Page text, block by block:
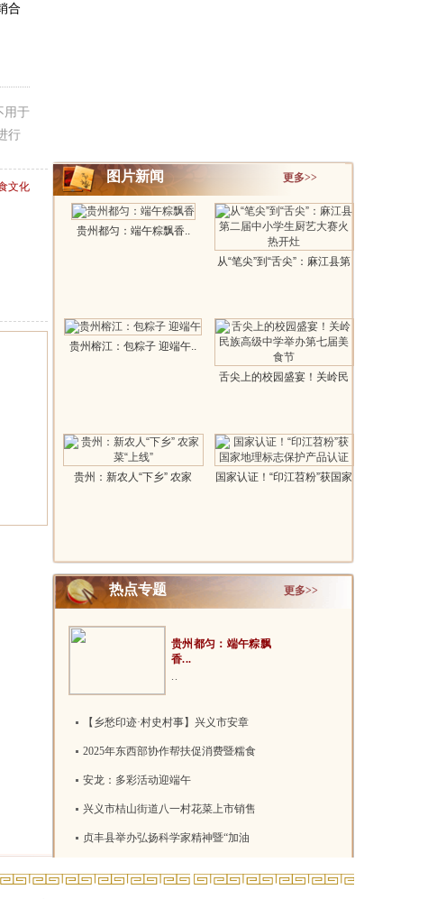
合
用于
行
文化
图片新闻 更多>>
贵州都匀：端午粽飘香..
从“笔尖”到“舌尖”：麻江县第
贵州榕江：包粽子 迎端午..
舌尖上的校园盛宴！关岭民
贵州：新农人“下乡” 农家
国家认证！“印江苕粉”获国家
热点专题 更多>>
贵州都匀：端午粽飘
香...
..
【乡愁印迹·村史村事】兴义市安章
2025年东西部协作帮扶促消费暨糯食
安龙：多彩活动迎端午
兴义市桔山街道八一村花菜上市销售
贞丰县举办弘扬科学家精神暨“加油